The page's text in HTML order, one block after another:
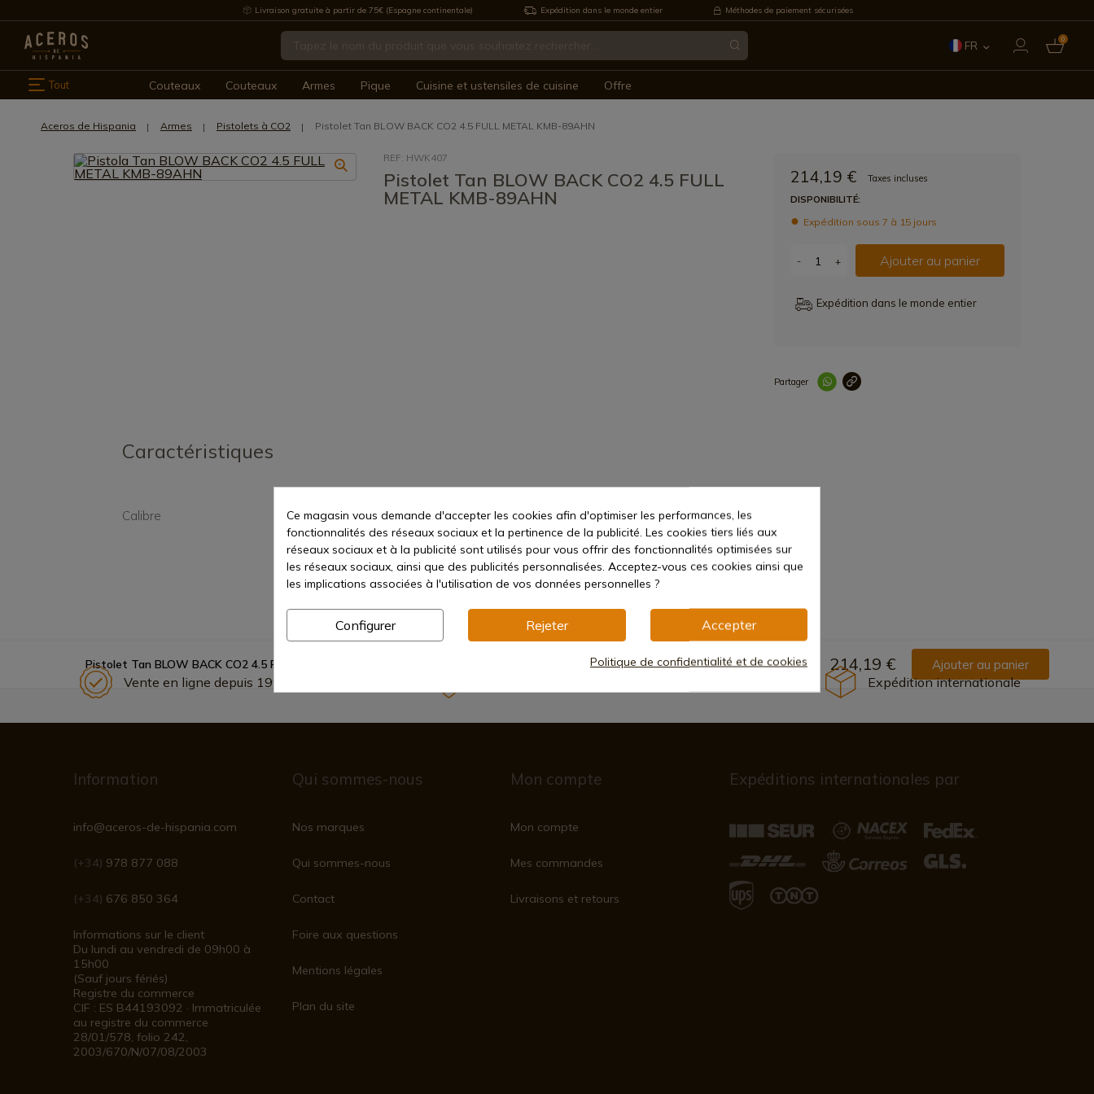
Livraison gratuite à partir de 75€ (Espagne continentale) Expédition dans le monde entier Méthodes de paiement sécurisées
FR 0
Tout Couteaux Couteaux Armes Pique Cuisine et ustensiles de cuisine Offre
Aceros de Hispania Armes Pistolets à CO2 Pistolet Tan BLOW BACK CO2 4.5 FULL METAL KMB-89AHN
REF: HWK407
Pistolet Tan BLOW BACK CO2 4.5 FULL
METAL KMB-89AHN
214,19 €
Taxes incluses
DISPONIBILITÉ:
Expédition sous 7 à 15 jours
- + Ajouter au panier
Expédition dans le monde entier
Partager
Caractéristiques
Calibre 4,5 millimètres
Pistolet Tan BLOW BACK CO2 4.5 FULL METAL KMB-89AHN 214,19 € Ajouter au panier
Vente en ligne depuis 1998 Expédition internationale
Information
info@aceros-de-hispania.com
(+34) 978 877 088
(+34) 676 850 364
Informations sur le client
Du lundi au vendredi de 09h00 à
15h00
(Sauf jours fériés)
Registre du commerce
CIF : ES B44193092 · Immatriculée
au registre du commerce
28/01/578, folio 242,
2003/670/N/07/08/2003
Qui sommes-nous
Nos marques
Qui sommes-nous
Contact
Foire aux questions
Mentions légales
Plan du site
Mon compte
Mon compte
Mes commandes
Livraisons et retours
Expéditions internationales par
Ce magasin vous demande d'accepter les cookies afin d'optimiser les performances, les
fonctionnalités des réseaux sociaux et la pertinence de la publicité. Les cookies tiers liés aux
réseaux sociaux et à la publicité sont utilisés pour vous offrir des fonctionnalités optimisées sur
les réseaux sociaux, ainsi que des publicités personnalisées. Acceptez-vous ces cookies ainsi que
les implications associées à l'utilisation de vos données personnelles ?
Configurer Rejeter Accepter
Politique de confidentialité et de cookies